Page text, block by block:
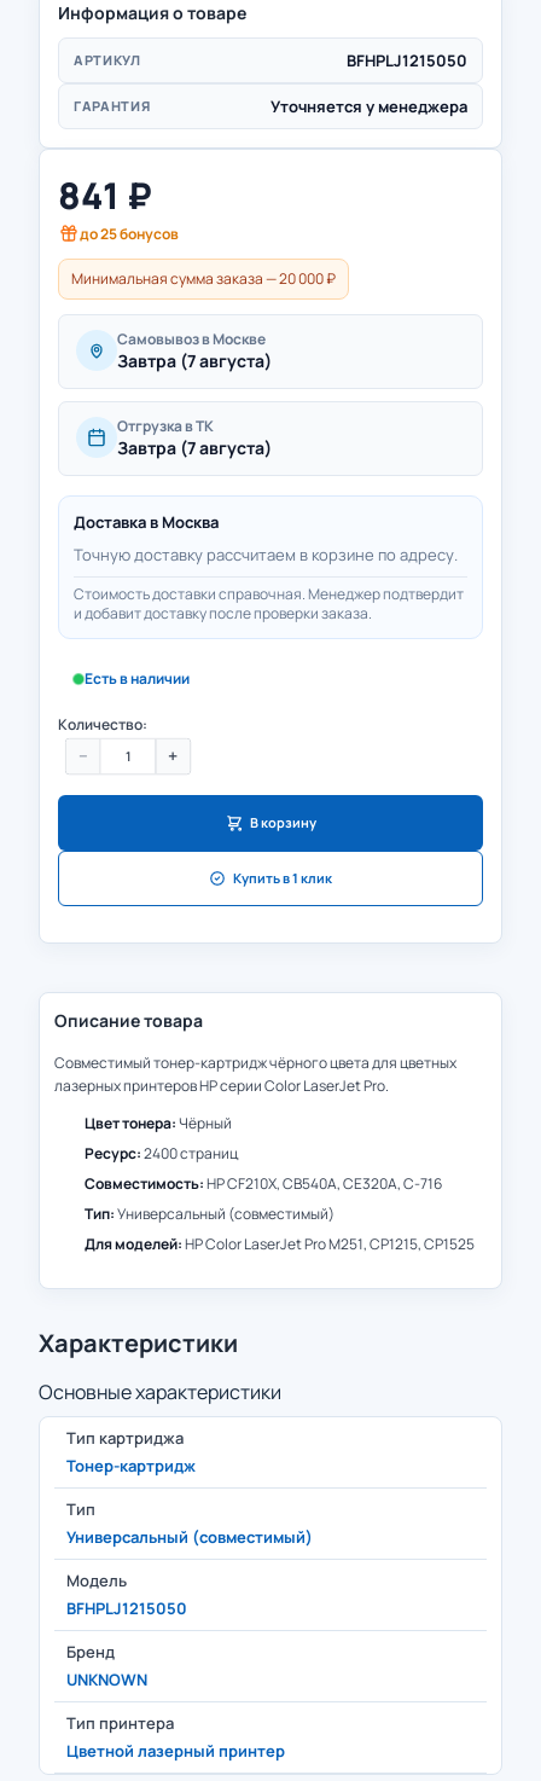
Информация о товаре
АРТИКУЛ BFHPLJ1215050
ГАРАНТИЯ Уточняется у менеджера
841 ₽
до25бонусов
Минимальная сумма заказа — 20 000 ₽
Самовывоз в Москве
Завтра (7 августа)
Отгрузка в ТК
Завтра (7 августа)
Доставка в Москва
Точную доставку рассчитаем в корзине по адресу.
Стоимость доставки справочная. Менеджер подтвердит
и добавит доставку после проверки заказа.
Есть в наличии
Количество:
− +
В корзину
Купить в 1 клик
Описание товара
Совместимый тонер-картридж чёрного цвета для цветных
лазерных принтеров HP серии Color LaserJet Pro.
Цвет тонера:Чёрный
Ресурс:2400 страниц
Совместимость:HP CF210X, CB540A, CE320A, C-716
Тип:Универсальный (совместимый)
Для моделей:HP Color LaserJet Pro M251, CP1215, CP1525
Характеристики
Основные характеристики
Тип картриджа
Тонер-картридж
Тип
Универсальный (совместимый)
Модель
BFHPLJ1215050
Бренд
UNKNOWN
Тип принтера
Цветной лазерный принтер